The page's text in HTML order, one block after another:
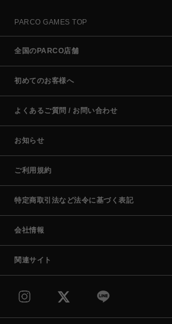
PARCO GAMES TOP
全国のPARCO店舗
初めてのお客様へ
よくあるご質問 / お問い合わせ
お知らせ
ご利用規約
特定商取引法など法令に基づく表記
会社情報
関連サイト